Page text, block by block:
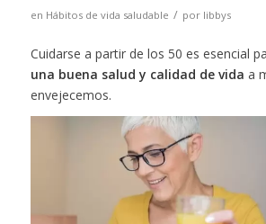
en Hábitos de vida saludable / por libbys
Cuidarse a partir de los 50 es esencial
una buena salud y calidad de vida a
envejecemos.